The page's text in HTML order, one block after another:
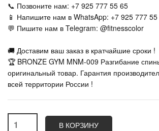
📞 Позвоните нам: +7 925 777 55 65
📱 Напишите нам в WhatsApp: +7 925 777
💬 Пишите нам в Telegram: @fitnesscolor
🚚 Доставим ваш заказ в кратчайшие сроки !
🏆 BRONZE GYM MNM-009 Разгибание
оригинальный товар. Гарантия
всей территории России !
В КОРЗИНУ